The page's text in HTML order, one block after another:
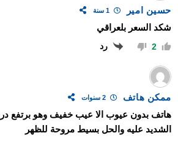
حسين امير 1 سنة
شكد السعر بلعراقي
2 رد
ممكن هاتف 2 سنوات
هاتف بدون عيوب الا عيب خفيف وهو برتفع
الشديد عليه والحل بسيط مروحة للظهر